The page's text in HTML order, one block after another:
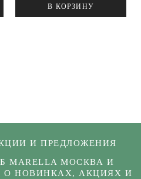
В КОРЗИНУ
И ПРЕДЛОЖЕНИЯ
MARELLA МОСКВА И
О НОВИНКАХ, АКЦИЯХ И